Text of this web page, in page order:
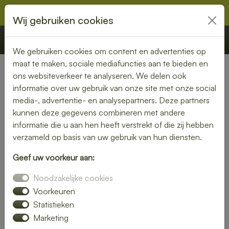
€ 0,00 Offerte Bestellen
Nederland» Donkerbroek
Lunch bezorgen in
Donkerbroek – smaakvol en
gemakkelijk
in Donkerbroek en geniet van verse gerechten op jouw
gewenste locatie. Van kleurrijke salades tot knapperige
broodjes – wij bezorgen jouw lunch vers en op tijd.
Plaats eenvoudig je bestelling online en laat je verrassen
Wij gebruiken cookies
We gebruiken cookies om content en advertenties op
maat te maken, sociale mediafuncties aan te bieden en
ons websiteverkeer te analyseren. We delen ook
informatie over uw gebruik van onze site met onze social
media-, advertentie- en analysepartners. Deze partners
kunnen deze gegevens combineren met andere
informatie die u aan hen heeft verstrekt of die zij hebben
verzameld op basis van uw gebruik van hun diensten.
Geef uw voorkeur aan:
Noodzakelijke cookies
Voorkeuren
Statistieken
Marketing